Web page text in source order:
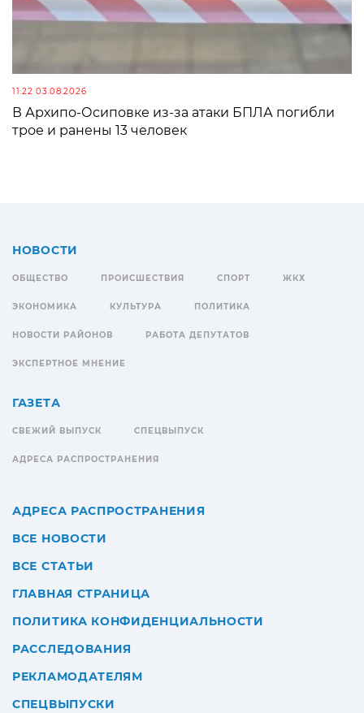
11:22 03.08.2026
В Архипо-Осиповке из-за атаки БПЛА погибли
трое и ранены 13 человек
НОВОСТИ
ОБЩЕСТВО ПРОИСШЕСТВИЯ СПОРТ ЖКХ
ЭКОНОМИКА КУЛЬТУРА ПОЛИТИКА
НОВОСТИ РАЙОНОВ РАБОТА ДЕПУТАТОВ
ЭКСПЕРТНОЕ МНЕНИЕ
ГАЗЕТА
СВЕЖИЙ ВЫПУСК СПЕЦВЫПУСК
АДРЕСА РАСПРОСТРАНЕНИЯ
АДРЕСА РАСПРОСТРАНЕНИЯ
ВСЕ НОВОСТИ
ВСЕ СТАТЬИ
ГЛАВНАЯ СТРАНИЦА
ПОЛИТИКА КОНФИДЕНЦИАЛЬНОСТИ
РАССЛЕДОВАНИЯ
РЕКЛАМОДАТЕЛЯМ
СПЕЦВЫПУСКИ